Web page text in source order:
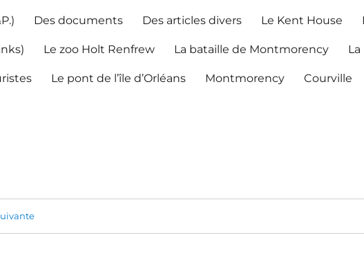
Des documents Des articles divers Le Kent House
Le zoo Holt Renfrew La bataille de Montmorency
Le pont de l’île d’Orléans Montmorency Courville